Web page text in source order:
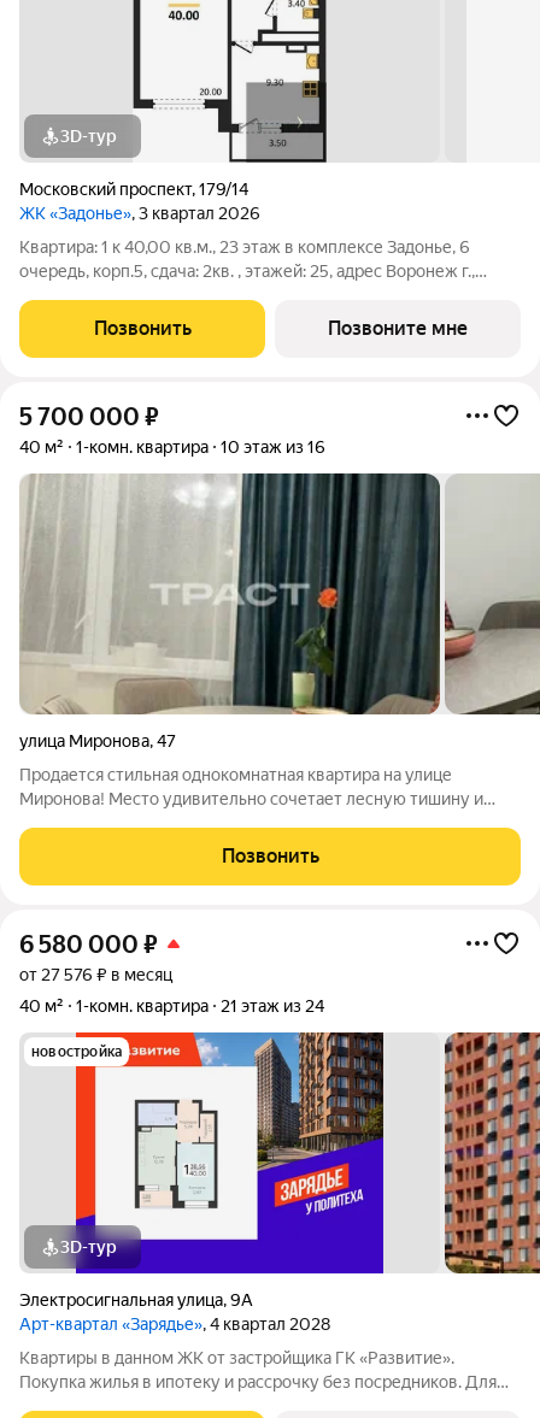
3D-тур
Московский проспект,179/14
ЖК «Задонье», 3 квартал 2026
Квартира: 1 к 40,00 кв.м., 23 этаж в комплексе Задонье, 6
очередь, корп.5, сдача: 2кв. , этажей: 25, адрес Воронеж г.,
Позвонить Позвоните мне
5 700 000 ₽
40 м² 1-комн. квартира 10 этаж из 16
улица Миронова,47
Продается стильная однокомнатная квартира на улице
Миронова! Место удивительно сочетает лесную тишину и
непроданным жильем! Уютная комната - 19м.кв. вашего
личного мира! Это приватность и покой. Здесь
Позвонить
6 580 000 ₽
от 27 576 ₽ в месяц
40 м²
1-комн. квартира 21 этаж из 24
новостройка
3D-тур
Электросигнальная улица,9А
Арт-квартал «Зарядье», 4 квартал 2028
Квартиры в данном ЖК от застройщика ГК «Развитие».
Покупка жилья в ипотеку и рассрочку без посредников. Для